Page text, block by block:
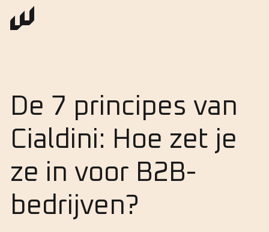
De 7 principes van
Cialdini: Hoe zet je
ze in voor B2B-
bedrijven?